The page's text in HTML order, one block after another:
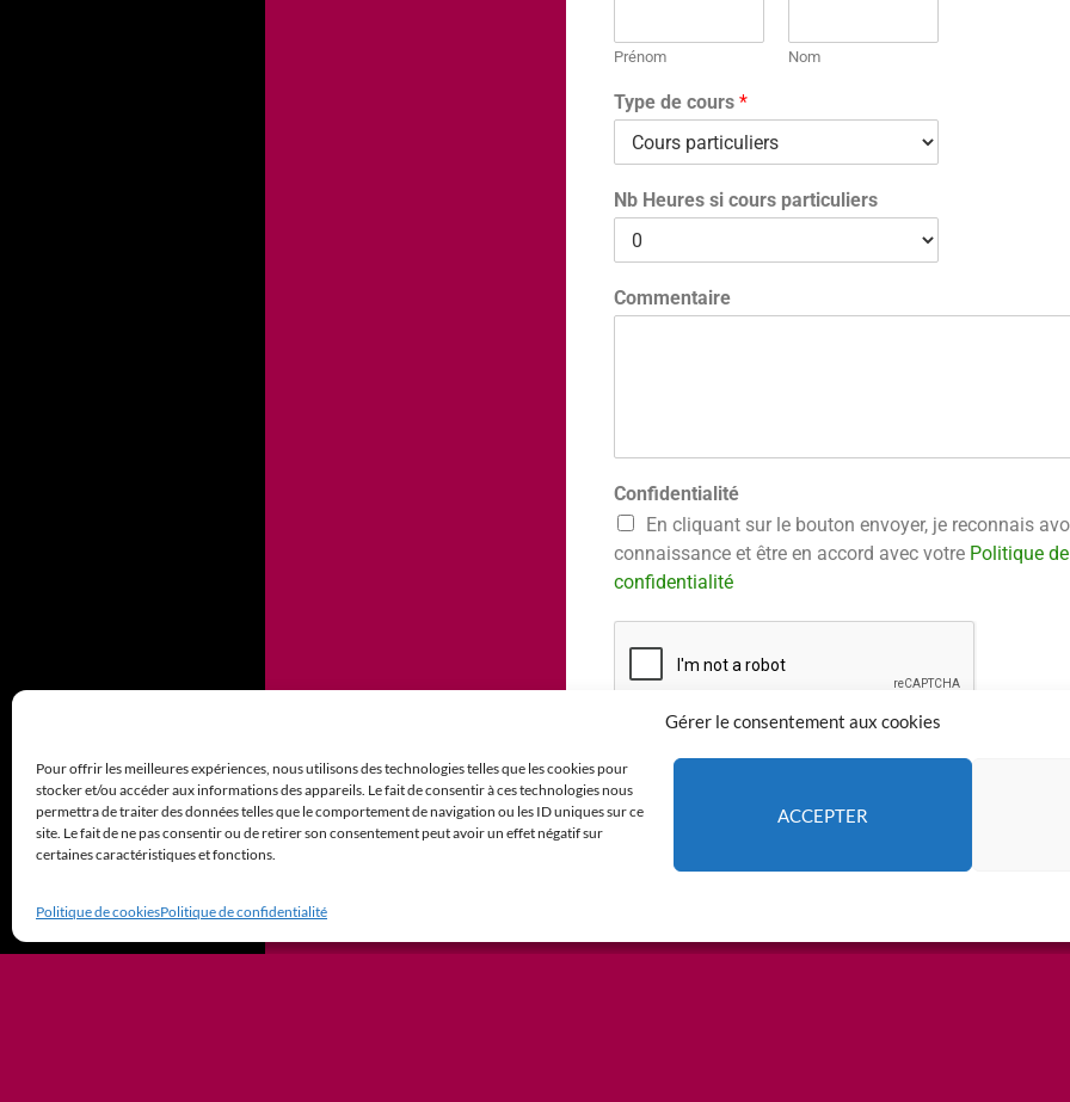
Gérer le consentement aux cookies
Pour offrir les meilleures expériences, nous utilisons des technologies telles que les cookies pour
stocker et/ou accéder aux informations des appareils. Le fait de consentir à ces technologies nous
permettra de traiter des données telles que le comportement de navigation ou les ID uniques sur ce
site. Le fait de ne pas consentir ou de retirer son consentement peut avoir un effet négatif sur
certaines caractéristiques et fonctions.
ACCEPTER
Politique de cookiesPolitique de confidentialité
Prénom Nom
Type de cours *
Nb Heures si cours particuliers
Commentaire
Confidentialité
En cliquant sur le bouton envoyer, je reconnais
connaissance et être en accord avec votre Politique de
confidentialité